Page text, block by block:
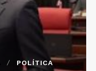
POLÍTICA